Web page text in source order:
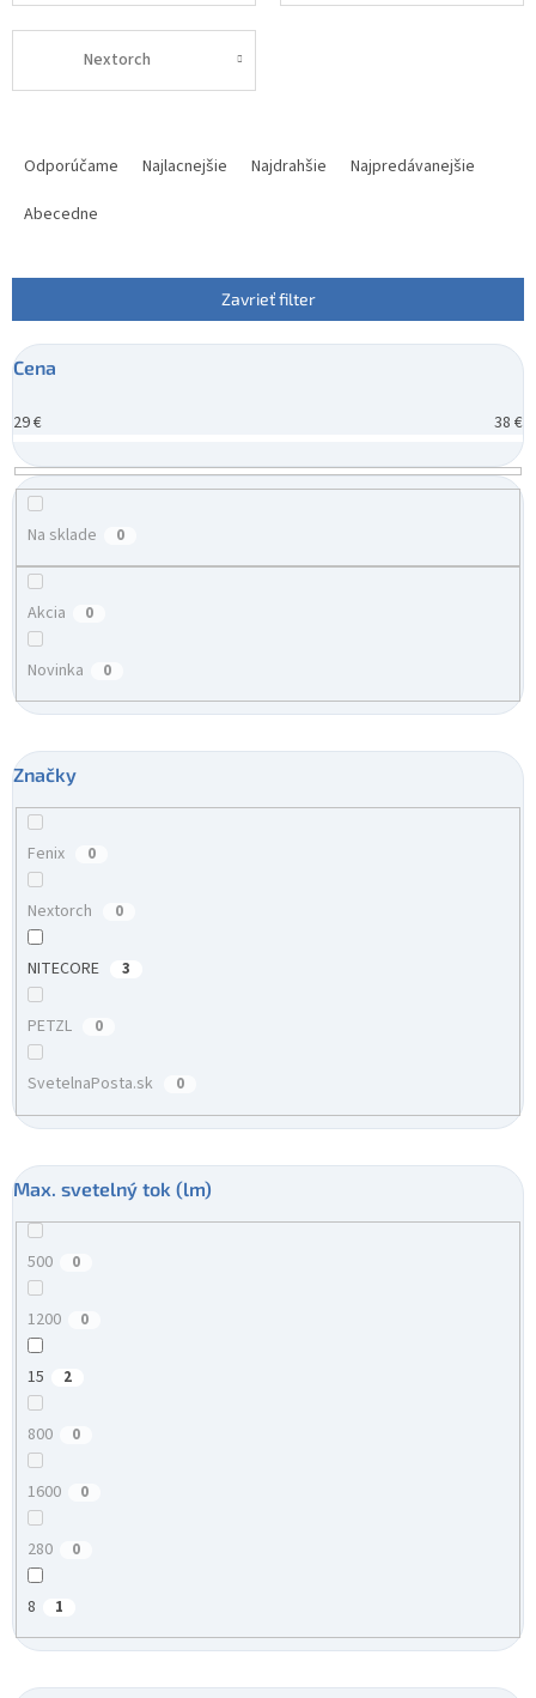
Nextorch
p
r
o
u
k
t
o
Odporúčame Najlacnejšie Najdrahšie
Najpredávanejšie
Abecedne
Zavrieť filter
Cena
29€ 38 €
Na sklade 0
Akcia 0
Novinka 0
Značky
Fenix 0
Nextorch 0
NITECORE 3
PETZL 0
SvetelnaPosta.sk 0
Max. svetelný tok (lm)
500 0
1200 0
15 2
800 0
1600 0
280 0
8 1